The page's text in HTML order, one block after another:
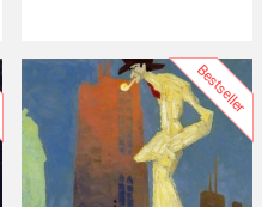
Bestseller